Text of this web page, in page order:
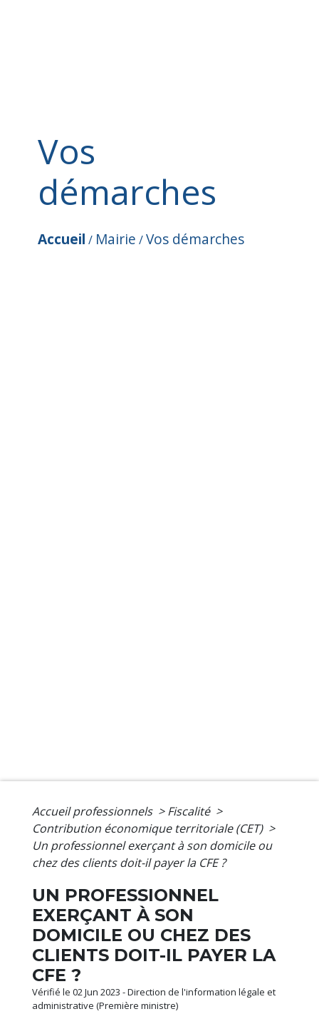
Vos
démarches
Accueil / Mairie /Vos démarches
Accueil professionnels > Fiscalité >
Contribution économique territoriale (CET) >
Un professionnel exerçant à son domicile ou
chez des clients doit-il payer la CFE ?
UN PROFESSIONNEL
EXERÇANT À SON
DOMICILE OU CHEZ DES
CLIENTS DOIT-IL PAYER LA
CFE ?
Vérifié le 02 Jun 2023 - Direction de l'information légale et
administrative (Première ministre)